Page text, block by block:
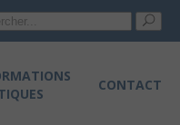
CONTACT